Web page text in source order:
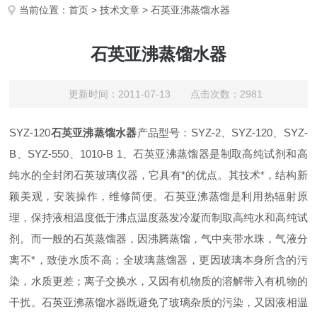
当前位置：首页 >技术文章 > 石英亚沸蒸馏水器
石英亚沸蒸馏水器
更新时间：2011-07-13 点击次数：2981
SYZ-120石英亚沸蒸馏水器产品型号：SYZ-2、SYZ-120、SYZ-
B、SYZ-550、1010-B 1、石英亚沸蒸馏器是制取高纯试剂和高
纯水的全封闭石英玻璃仪器，它具有*的优点。其技术*，结构新
颖美观，安装操作，维修简便。石英亚沸蒸馏是利用热辐射原
理，保持液相温度低于沸点温度蒸发冷凝而制取高纯水和高纯试
剂。而一般的石英蒸馏器，因沸腾蒸馏，气中夹带水珠，气液分
离不*，致使水质不高；全玻璃蒸馏器，更因玻璃本身所含的污
染，水质更差；离子交换水，又因有机物质的溶解带入有机物的
干扰。石英亚沸蒸馏水器既避免了玻璃杂质的污染，又因液相温